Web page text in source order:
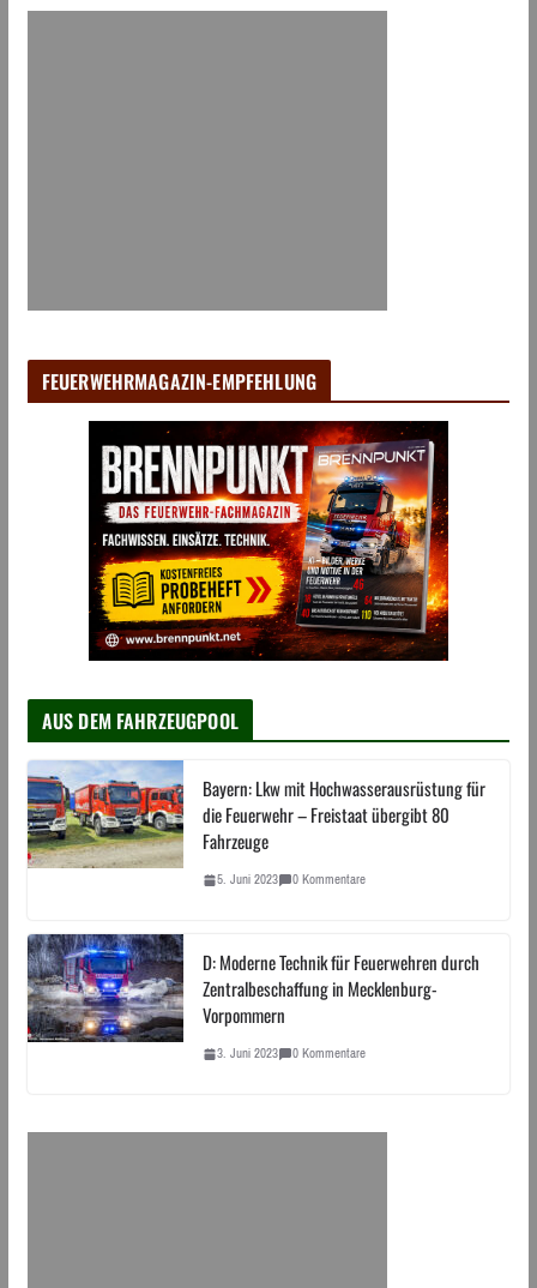
FEUERWEHRMAGAZIN-EMPFEHLUNG
AUS DEM FAHRZEUGPOOL
Bayern: Lkw mit Hochwasserausrüstung für
die Feuerwehr – Freistaat übergibt 80
Fahrzeuge
5. Juni 2023 0 Kommentare
D: Moderne Technik für Feuerwehren durch
Zentralbeschaffung in Mecklenburg-
Vorpommern
3. Juni 2023 0 Kommentare